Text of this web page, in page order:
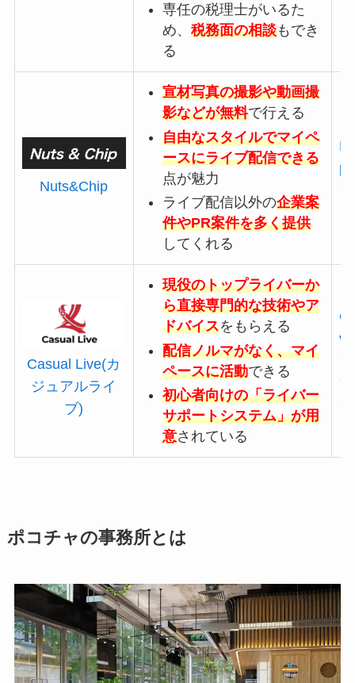
専任の税理士がいるた
め、 税務面の相談もでき
る
Nuts&Chip
宣材写真の撮影や動画撮
影などが無料で行える
自由なスタイルでマイペ
ースにライブ配信できる
点が魅力
ライブ配信以外の企業案
件やPR案件を多く提供
してくれる
p
Casual Live(カ
ジュアルライ
ブ)
現役のトップライバーか
ら直接専門的な技術やア
ドバイスをもらえる
配信ノルマがなく、マイ
ペースに活動できる
初心者向けの「ライバー
サポートシステム」が用
意されている
ポコチャの事務所とは